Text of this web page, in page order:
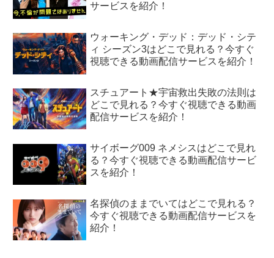
サービスを紹介！
ウォーキング・デッド：デッド・シテ
ィ シーズン3はどこで見れる？今すぐ
視聴できる動画配信サービスを紹介！
スチュアート★宇宙救出失敗の法則は
どこで見れる？今すぐ視聴できる動画
配信サービスを紹介！
サイボーグ009 ネメシスはどこで見れ
る？今すぐ視聴できる動画配信サービ
スを紹介！
名探偵のままでいてはどこで見れる？
今すぐ視聴できる動画配信サービスを
紹介！